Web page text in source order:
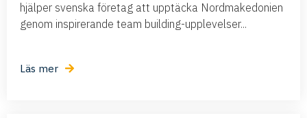
hjälper svenska företag att upptäcka Nordmakedonien
genom inspirerande team building-upplevelser...
Läs mer